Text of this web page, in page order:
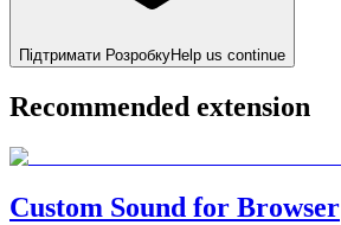
Підтримати РозробкуHelp us continue
Recommended extension
Custom Sound for Browser